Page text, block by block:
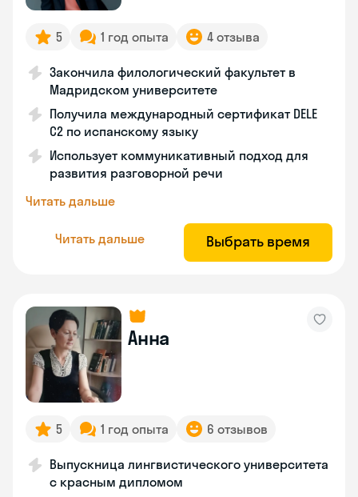
5 1 год опыта 4 отзыва
Закончила филологический факультет в
Мадридском университете
Получила международный сертификат DELE
C2 по испанскому языку
Использует коммуникативный подход для
развития разговорной речи
Читать дальше
Читать дальше Выбрать время
Анна
5 1 год опыта 6 отзывов
Выпускница лингвистического университета
с красным дипломом